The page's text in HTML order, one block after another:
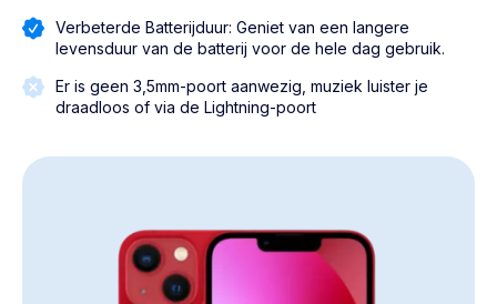
Verbeterde Batterijduur: Geniet van een langere
levensduur van de batterij voor de hele dag gebruik.
Er is geen 3,5mm-poort aanwezig, muziek luister je
draadloos of via de Lightning-poort